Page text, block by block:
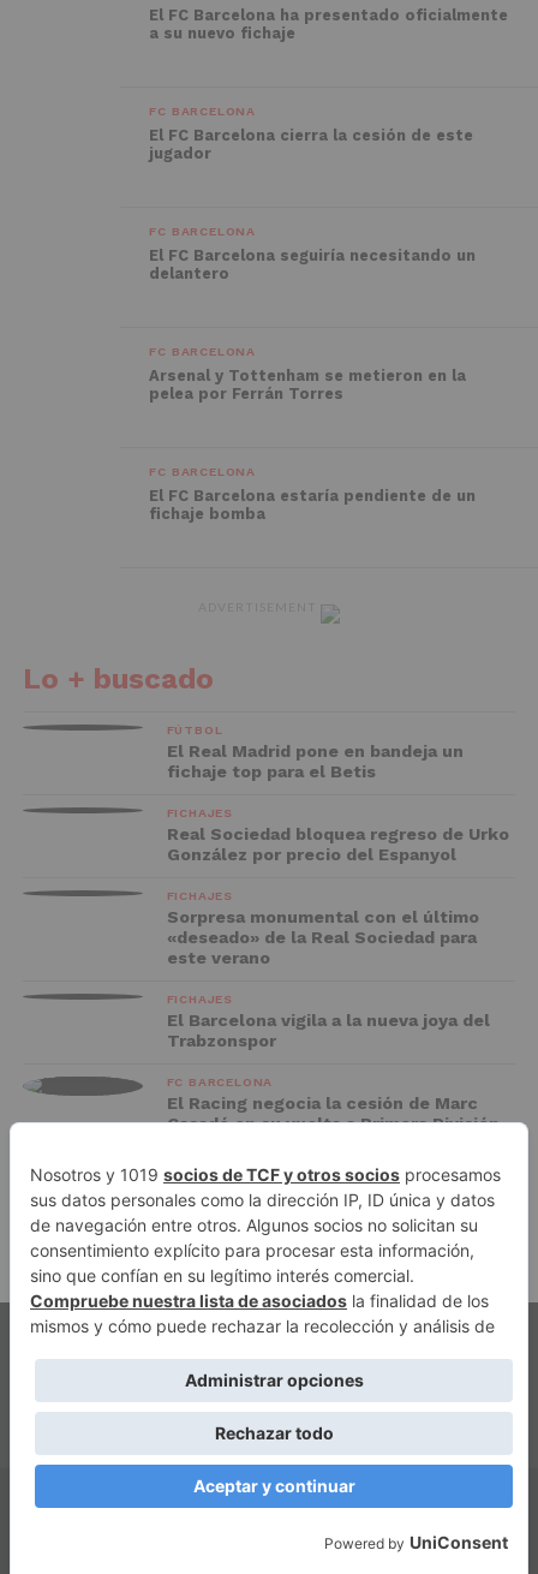
El FC Barcelona ha presentado oficialmente
a su nuevo fichaje
FC BARCELONA
El FC Barcelona cierra la cesión de este
jugador
FC BARCELONA
El FC Barcelona seguiría necesitando un
delantero
FC BARCELONA
Arsenal y Tottenham se metieron en la
pelea por Ferrán Torres
FC BARCELONA
El FC Barcelona estaría pendiente de un
fichaje bomba
Lo + buscado
FÚTBOL
El Real Madrid pone en bandeja un
fichaje top para el Betis
FICHAJES
Real Sociedad bloquea regreso de Urko
González por precio del Espanyol
FICHAJES
Sorpresa monumental con el último
«deseado» de la Real Sociedad para
este verano
FICHAJES
El Barcelona vigila a la nueva joya del
Trabzonspor
FC BARCELONA
El Racing negocia la cesión de Marc
Casadó en su vuelta a Primera División
ADVERTISEMENT
AVISO LEGAL POLÍTICA DE PRIVACIDAD
CONTACTO
POLÍTICA EDITORIAL
QUIÉNES SOMOS
ACCESO REDACCIÓN
Copyright © 2026 El Fichaje. Sitio web propiedad de Syncsells